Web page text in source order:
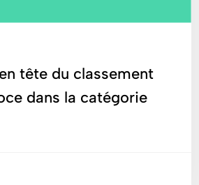
tête du classement
dans la catégorie